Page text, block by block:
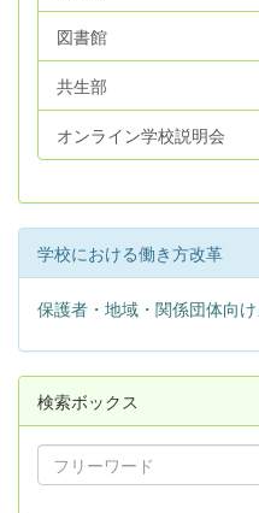
図書館
共生部
オンライン学校説明会
学校における働き方改革
保護者・地域・関係団体向
検索ボックス